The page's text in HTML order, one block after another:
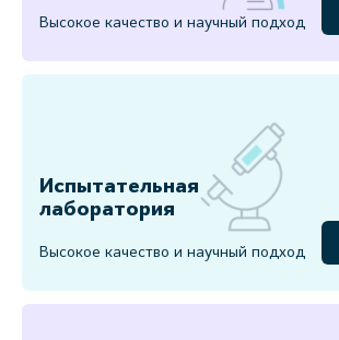
Высокое качество и научный подход
Испытательная
лаборатория
Высокое качество и научный подход